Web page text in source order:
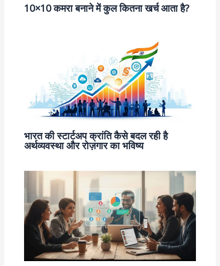
10×10 कमरा बनाने में कुल कितना खर्च आता है?
भारत की स्टार्टअप क्रांति कैसे बदल रही है
अर्थव्यवस्था और रोज़गार का भविष्य